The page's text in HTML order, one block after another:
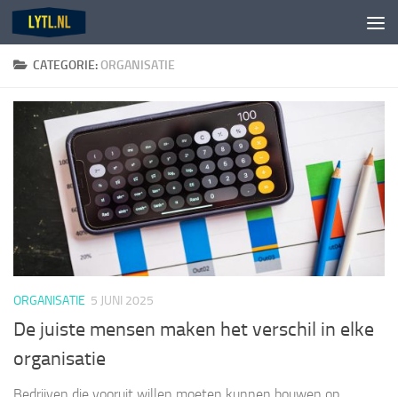
Doorgaan naar inhoud
CATEGORIE:ORGANISATIE
ORGANISATIE 5 JUNI 2025
De juiste mensen maken het verschil in elke
organisatie